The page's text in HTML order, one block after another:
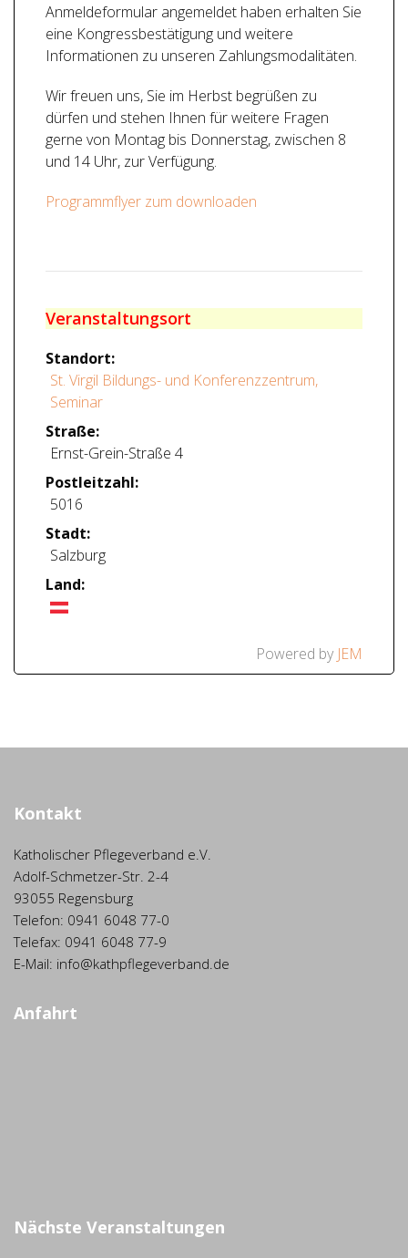
Anmeldeformular angemeldet haben erhalten Sie
eine Kongressbestätigung und weitere
Informationen zu unseren Zahlungsmodalitäten.
Wir freuen uns, Sie im Herbst begrüßen zu
dürfen und stehen Ihnen für weitere Fragen
gerne von Montag bis Donnerstag, zwischen 8
und 14 Uhr, zur Verfügung.
Programmflyer zum downloaden
Veranstaltungsort
Standort:
St. Virgil Bildungs- und Konferenzzentrum,
Seminar
Straße:
Ernst-Grein-Straße 4
Postleitzahl:
5016
Stadt:
Salzburg
Land:
Powered by JEM
Kontakt
Katholischer Pflegeverband e.V.
Adolf-Schmetzer-Str. 2-4
93055 Regensburg
Telefon: 0941 6048 77-0
Telefax: 0941 6048 77-9
E-Mail: info@kathpflegeverband.de
Anfahrt
Nächste Veranstaltungen